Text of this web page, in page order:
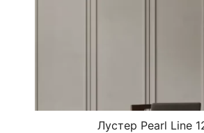
Лустер Pearl Line